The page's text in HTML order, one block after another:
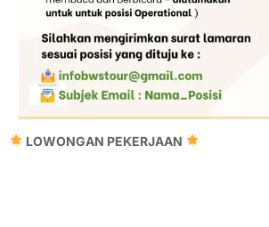
LOWONGAN PEKERJAAN